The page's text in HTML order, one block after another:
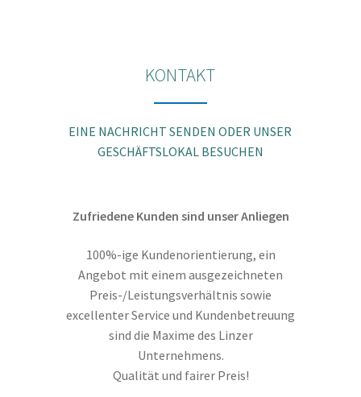
gewählt
werden
KONTAKT
EINE NACHRICHT SENDEN ODER UNSER
GESCHÄFTSLOKAL BESUCHEN
Zufriedene Kunden sind unser Anliegen
100%-ige Kundenorientierung, ein
Angebot mit einem ausgezeichneten
Preis-/Leistungsverhältnis sowie
excellenter Service und Kundenbetreuung
sind die Maxime des Linzer
Unternehmens.
Qualität und fairer Preis!